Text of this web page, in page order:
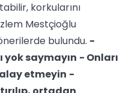
korkularını
Mestçioğlu
bulundu. -
yok saymayın - Onları
etmeyin -